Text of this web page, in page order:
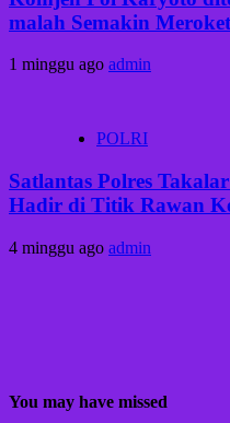
malah Semakin Meroket
1 minggu ago admin
POLRI
Satlantas Polres
Hadir di Titik Rawan
4 minggu ago admin
You may have missed